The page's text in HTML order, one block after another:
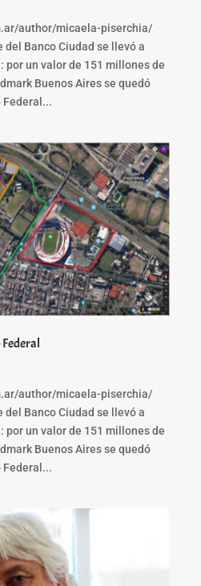
author/micaela-piserchia/
del Banco Ciudad se llevó a
por un valor de 151 millones de
Buenos Aires se quedó
Federal...
author/micaela-piserchia/
del Banco Ciudad se llevó a
por un valor de 151 millones de
Buenos Aires se quedó
Federal...